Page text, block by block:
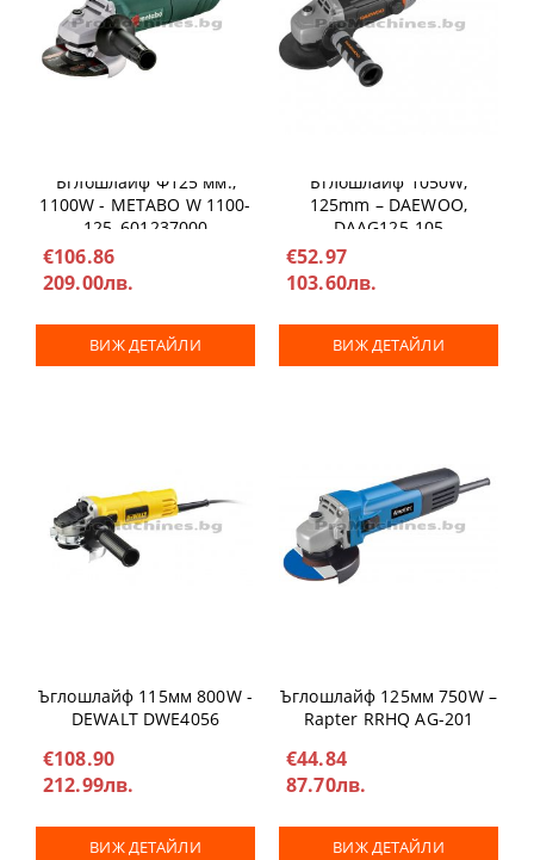
Ъглошлайф Ф125 мм.,
1100W - METABO W 1100-
125, 601237000
€106.86
209.00лв.
ВИЖ ДЕТАЙЛИ
Ъглошлайф 1050W,
125mm – DAEWOO,
DAAG125-105
€52.97
103.60лв.
ВИЖ ДЕТАЙЛИ
Ъглошлайф 115мм 800W -
DEWALT DWE4056
€108.90
212.99лв.
ВИЖ ДЕТАЙЛИ
Ъглошлайф 125мм 750W –
Rapter RRHQ AG-201
€44.84
87.70лв.
ВИЖ ДЕТАЙЛИ